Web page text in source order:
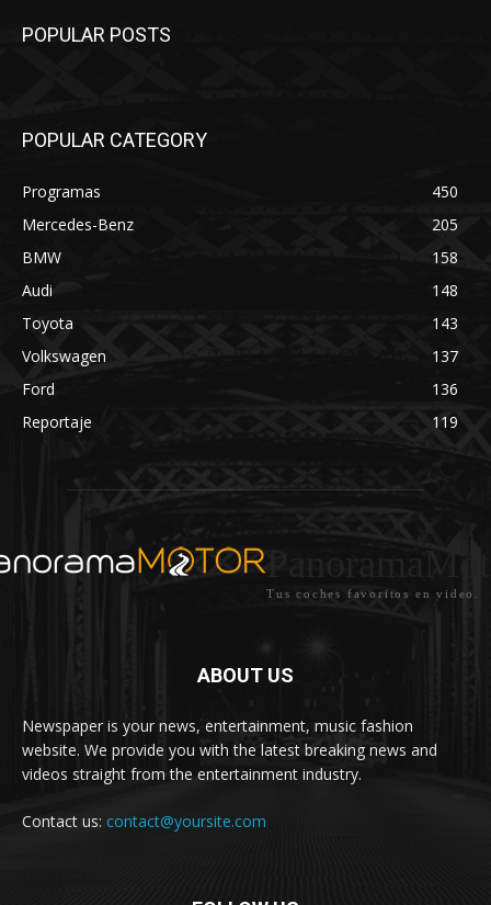
POPULAR POSTS
POPULAR CATEGORY
Programas
450
Mercedes-Benz
205
BMW
158
Audi
148
Toyota
143
Volkswagen
137
Ford
136
Reportaje
119
Tus coches favoritos en video.
ABOUT US
Newspaper is your news, entertainment, music fashion
website. We provide you with the latest breaking news and
videos straight from the entertainment industry.
Contact us: contact@yoursite.com